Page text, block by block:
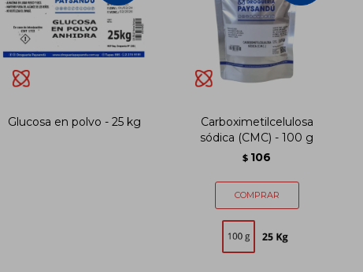
Glucosa en polvo - 25 kg
Carboximetilcelulosa
sódica (CMC) - 100 g
$ 106